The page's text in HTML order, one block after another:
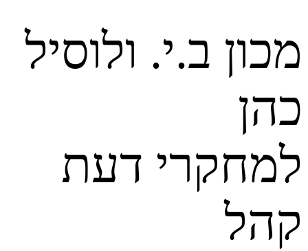
מכון ב.י. ולוסיל
כהן
למחקרי דעת
קהל